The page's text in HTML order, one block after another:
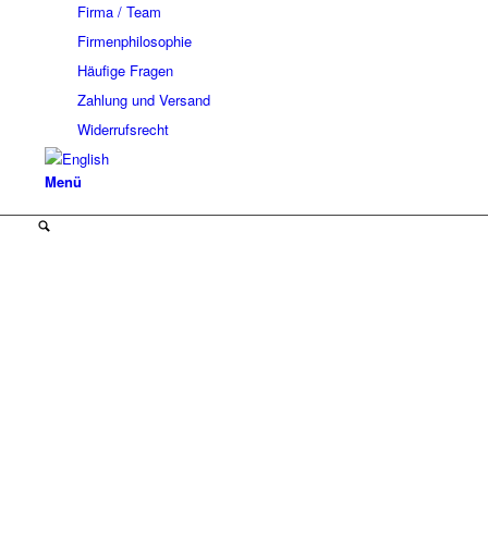
Firma / Team
Firmenphilosophie
Häufige Fragen
Zahlung und Versand
Widerrufsrecht
Menü